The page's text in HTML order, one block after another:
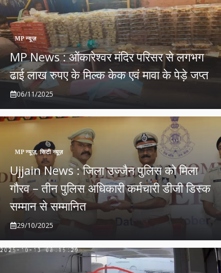
MP न्यूज़
MP News : ओंकारेश्वर मंदिर परिसर से लगभग
ढाई लाख रुपए के मिल्क केक एवं मावा के पेड़े जप्त
06/11/2025
MP न्यूज़,सिटी न्यूज़
Ujjain News : जिला उज्जैन पुलिस को मिला
गौरव – तीन पुलिस अधिकारी कर्मचारी डीजी डिस्क
सम्मान से सम्मानित
29/10/2025